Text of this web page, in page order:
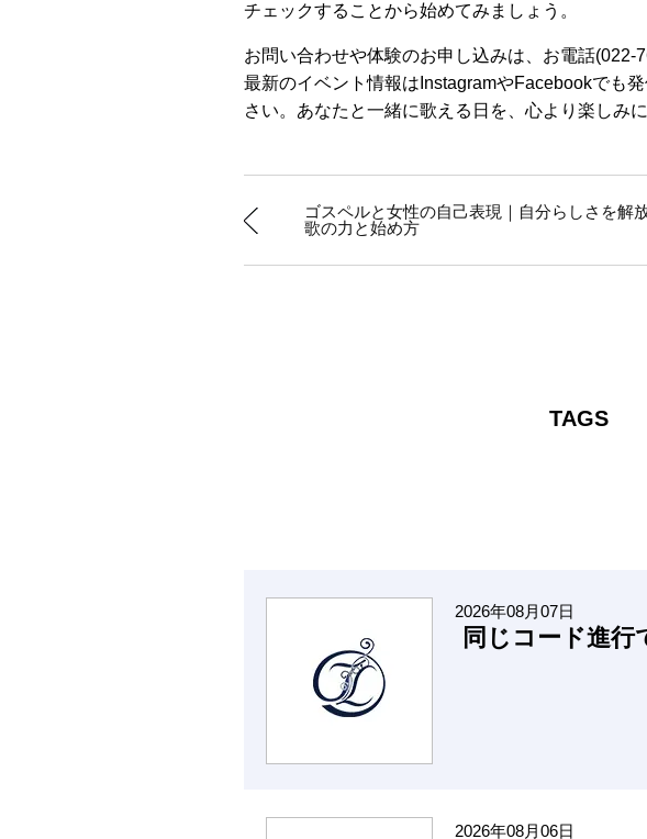
チェックすることから始めてみましょう。
お問い合わせや体験のお申し込みは、お電話(022-
最新のイベント情報はInstagramやFacebookでも
さい。あなたと一緒に歌える日を、心より楽しみに
ゴスペルと女性の自己表現｜自分らしさを解
歌の力と始め方
TAGS
2026年08月07日
同じコード進行
2026年08月06日